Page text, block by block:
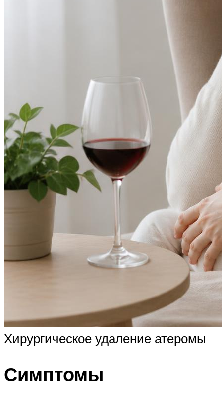
Хирургическое удаление атеромы
Симптомы